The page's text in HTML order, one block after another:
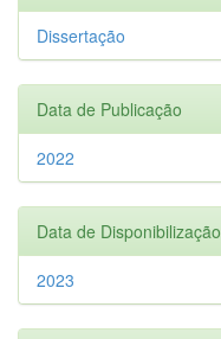
Dissertação
Data de Publicação
2022
Data de Disponibilização
2023